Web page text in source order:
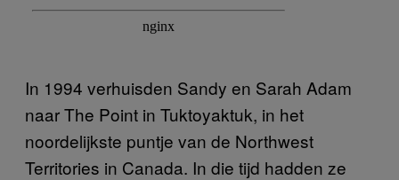
In 1994 verhuisden Sandy en Sarah Adam
naar The Point in Tuktoyaktuk, in het
noordelijkste puntje van de Northwest
Territories in Canada. In die tijd hadden ze